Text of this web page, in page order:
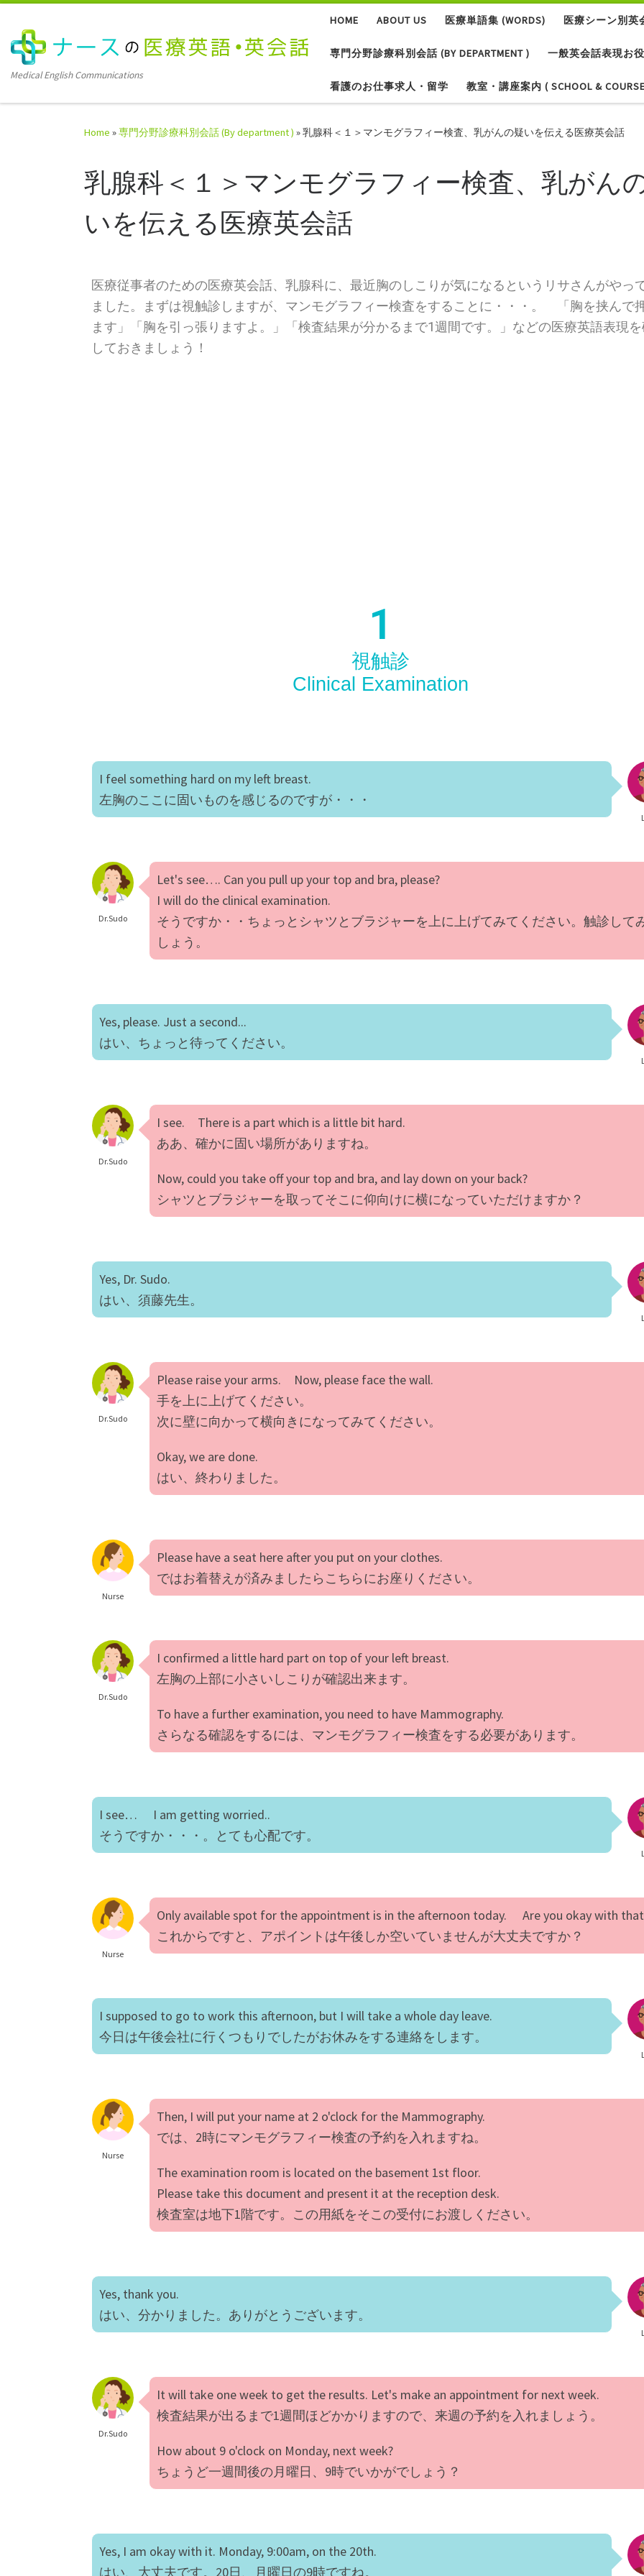
Medical English Communications
HOME ABOUT US 医療単語集 (WORDS) 医療シーン別英
専門分野診療科別会話 (BY DEPARTMENT ) 一般英会話表現お役
看護のお仕事求人・留学 教室・講座案内 ( SCHOOL &
Home »専門分野診療科別会話 (By department ) »乳腺科＜１＞マンモグラフィー検査、乳がんの疑いを伝える医療英会話
乳腺科＜１＞マンモグラフィー検査、乳がん
いを伝える医療英会話
医療従事者のための医療英会話、乳腺科に、最近胸のしこりが気になるというリサさんがやっ
ました。まずは視触診しますが、マンモグラフィー検査をすることに・・・。 「胸を挟んで
ます」「胸を引っ張りますよ。」「検査結果が分かるまで1週間です。」などの医療英語表現
しておきましょう！
1
視触診
Clinical Examination
I feel something hard on my left breast.
左胸のここに固いものを感じるのですが・・・
Dr.Sudo
Let's see…. Can you pull up your top and bra, please?
I will do the clinical examination.
そうですか・・ちょっとシャツとブラジャーを上に上げてみてください。触診して
しょう。
Yes, please. Just a second...
はい、ちょっと待ってください。
Dr.Sudo
I see. There is a part which is a little bit hard.
ああ、確かに固い場所がありますね。
Now, could you take off your top and bra, and lay down on your back?
シャツとブラジャーを取ってそこに仰向けに横になっていただけますか？
Yes, Dr. Sudo.
はい、須藤先生。
Dr.Sudo
Please raise your arms. Now, please face the wall.
手を上に上げてください。
次に壁に向かって横向きになってみてください。
Okay, we are done.
はい、終わりました。
Nurse
Please have a seat here after you put on your clothes.
ではお着替えが済みましたらこちらにお座りください。
Dr.Sudo
I confirmed a little hard part on top of your left breast.
左胸の上部に小さいしこりが確認出来ます。
To have a further examination, you need to have Mammography.
さらなる確認をするには、マンモグラフィー検査をする必要があります。
I see… I am getting worried..
そうですか・・・。とても心配です。
Nurse
Only available spot for the appointment is in the afternoon today. Are you okay with
これからですと、アポイントは午後しか空いていませんが大丈夫ですか？
I supposed to go to work this afternoon, but I will take a whole day leave.
今日は午後会社に行くつもりでしたがお休みをする連絡をします。
Nurse
Then, I will put your name at 2 o'clock for the Mammography.
では、2時にマンモグラフィー検査の予約を入れますね。
The examination room is located on the basement 1st floor.
Please take this document and present it at the reception desk.
検査室は地下1階です。この用紙をそこの受付にお渡しください。
Yes, thank you.
はい、分かりました。ありがとうございます。
Dr.Sudo
It will take one week to get the results. Let's make an appointment for next week.
検査結果が出るまで1週間ほどかかりますので、来週の予約を入れましょう。
How about 9 o'clock on Monday, next week?
ちょうど一週間後の月曜日、9時でいかがでしょう？
Yes, I am okay with it. Monday, 9:00am, on the 20th.
はい、大丈夫です。20日、月曜日の9時ですね。